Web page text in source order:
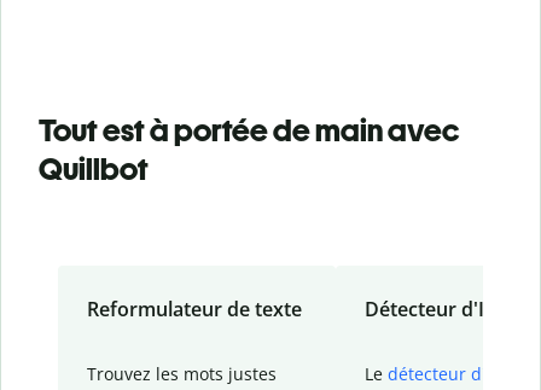
Tout est à portée de main avec
Quillbot
Reformulateur de texte
Trouvez les mots justes
Détecteur d'IA
Le détecteur d'IA